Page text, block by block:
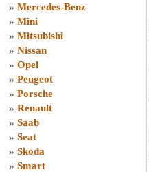
» Mercedes-Benz
» Mini
» Mitsubishi
» Nissan
» Opel
» Peugeot
» Porsche
» Renault
» Saab
» Seat
» Skoda
» Smart